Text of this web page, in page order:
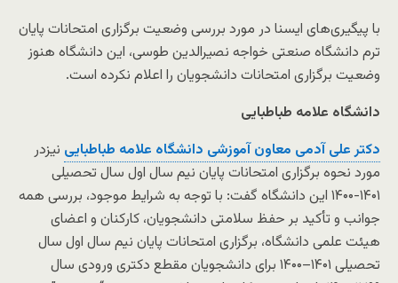
با پیگیری‌های ایسنا در مورد بررسی وضعیت برگزاری امتحانات پایان
ترم دانشگاه صنعتی خواجه نصیرالدین طوسی، این دانشگاه هنوز
وضعیت برگزاری امتحانات دانشجویان را اعلام نکرده است.
دانشگاه علامه طباطبایی
دکتر علی آدمی معاون آموزشی دانشگاه علامه طباطبایی نیزدر
مورد نحوه برگزاری امتحانات پایان نیم سال اول سال تحصیلی
۱۴۰۱-۱۴۰۰ این دانشگاه گفت: با توجه به شرایط موجود، بررسی همه
جوانب و تأکید بر حفظ سلامتی دانشجویان، کارکنان و اعضای
هیئت علمی دانشگاه، برگزاری امتحانات پایان نیم سال اول سال
تحصیلی ۱۴۰۱–۱۴۰۰ برای دانشجویان مقطع دکتری ورودی سال